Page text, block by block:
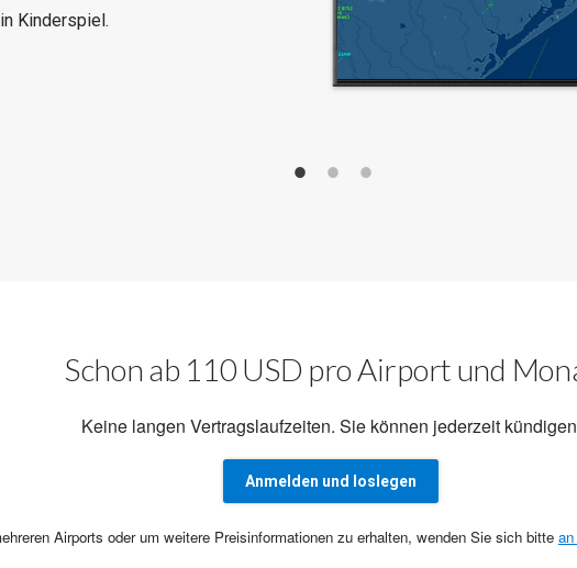
Kinderspiel.
Schon ab 110 USD pro Airport und
Keine langen Vertragslaufzeiten. Sie können jederzeit
Anmelden und loslegen
Airports oder um weitere Preisinformationen zu erhalten, wenden Sie sich bitte